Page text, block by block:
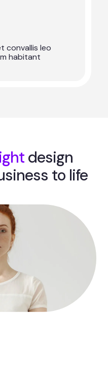
convallis leo
habitant
design
to life